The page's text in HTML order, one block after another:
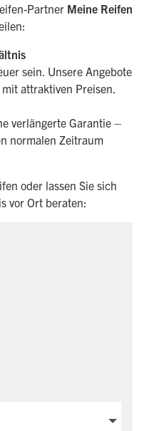
Partner Meine Reifen
sein. Unsere Angebote
attraktiven Preisen.
verlängerte Garantie –
normalen Zeitraum
oder lassen Sie sich
vor Ort beraten: